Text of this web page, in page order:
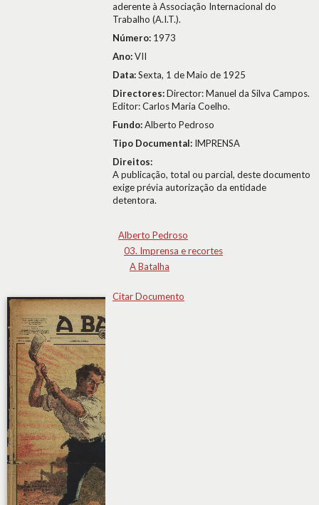
aderente à Associação Internacional do
Trabalho (A.I.T.).
Número: 1973
Ano:VII
Data:Sexta, 1 de Maio de 1925
Directores:Director: Manuel da Silva Campos.
Editor: Carlos Maria Coelho.
Fundo:Alberto Pedroso
Tipo Documental: IMPRENSA
Direitos:
A publicação, total ou parcial, deste documento
exige prévia autorização da entidade
detentora.
Alberto Pedroso
03. Imprensa e recortes
A Batalha
Citar Documento